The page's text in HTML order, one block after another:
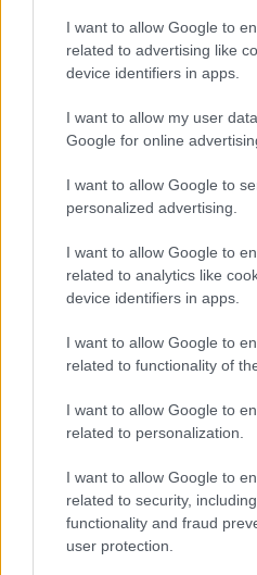
I want to allow Google to
related to advertising like
device identifiers in apps.
I want to allow my user
Google for online
I want to allow Google to
personalized advertising.
I want to allow Google to
related to analytics like
device identifiers in apps.
I want to allow Google to
related to functionality of
I want to allow Google to
related to personalization.
I want to allow Google to
related to security,
functionality and fraud
user protection.